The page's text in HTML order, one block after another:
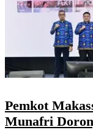
Pemkot
Munafri